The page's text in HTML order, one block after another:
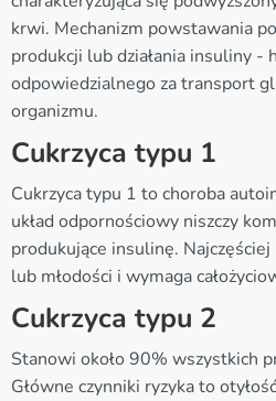
krwi. Mechanizm powstawania
produkcji lub działania insuliny -
odpowiedzialnego za transport
organizmu.
Cukrzyca typu 1
Cukrzyca typu 1 to choroba
układ odpornościowy niszczy
produkujące insulinę.
lub młodości i wymaga
Cukrzyca typu 2
Stanowi około 90% wszystkich
Główne czynniki ryzyka to